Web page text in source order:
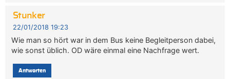
Stunker
22/01/2018 19:23
Wie man so hört war in dem Bus keine Begleitperson dabei,
wie sonst üblich. OD wäre einmal eine Nachfrage wert.
Antworten